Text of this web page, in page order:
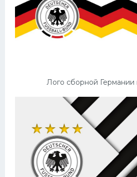
Лого сборной Германии